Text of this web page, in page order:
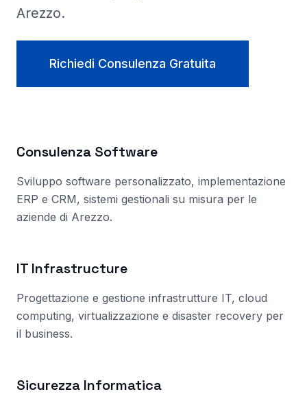
Arezzo.
Richiedi Consulenza Gratuita
Consulenza Software
Sviluppo software personalizzato, implementazione
ERP e CRM, sistemi gestionali su misura per le
aziende di Arezzo.
IT Infrastructure
Progettazione e gestione infrastrutture IT, cloud
computing, virtualizzazione e disaster recovery per
il business.
Sicurezza Informatica